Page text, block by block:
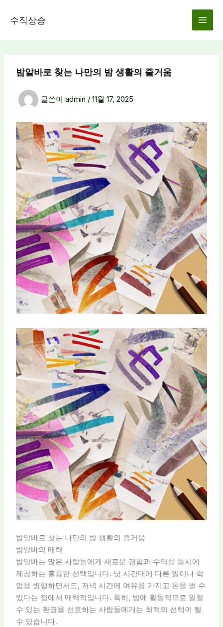
수직상승
밤알바로 찾는 나만의 밤 생활의 즐거움
글쓴이 admin / 11월 17, 2025
밤알바로 찾는 나만의 밤 생활의 즐거움
밤알바의 매력
밤알바는 많은 사람들에게 새로운 경험과 수익을 동시에
제공하는 훌륭한 선택입니다. 낮 시간대에 다른 일이나 학
업을 병행하면서도, 저녁 시간에 여유를 가지고 돈을 벌 수
있다는 점에서 매력적입니다. 특히, 밤에 활동적으로 일할
수 있는 환경을 선호하는 사람들에게는 최적의 선택이 될
수 있습니다.